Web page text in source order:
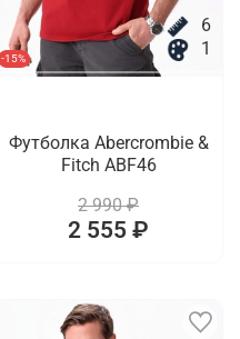
-15%
6
1
Футболка Abercrombie &
Fitch ABF46
2 990 ₽
2 555 ₽